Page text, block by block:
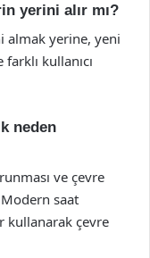
yerini alır mı?
almak yerine, yeni
kullanıcı
neden
ve çevre
saat
kullanarak çevre